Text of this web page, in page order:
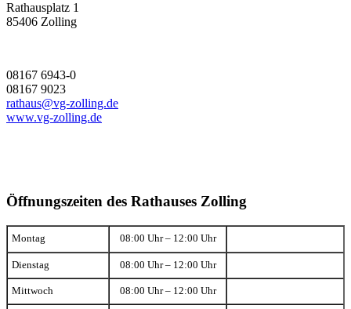
Rathausplatz 1
85406 Zolling
08167 6943-0
08167 9023
rathaus@vg-zolling.de
www.vg-zolling.de
Öffnungszeiten des Rathauses Zolling
Montag 08:00 Uhr – 12:00 Uhr
Dienstag 08:00 Uhr – 12:00 Uhr
Mittwoch 08:00 Uhr – 12:00 Uhr